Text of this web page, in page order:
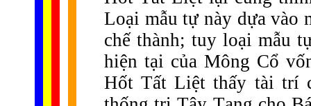
Loại mẫu tự này dựa vào
chế thành; tuy loại mẫu
hiện tại của Mông Cổ
Hốt Tất Liệt thấy tài trí